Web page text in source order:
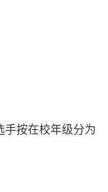
按在校年级分为